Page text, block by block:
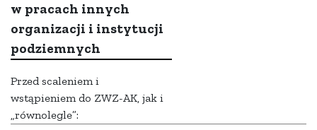
w pracach innych
organizacji i instytucji
podziemnych
Przed scaleniem i
wstąpieniem do ZWZ-AK, jak i
„równolegle”: